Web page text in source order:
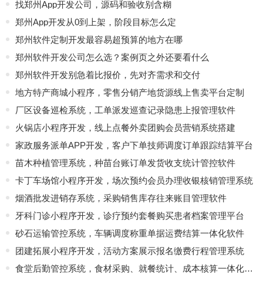
找郑州App开发公司，源码和验收别含糊
郑州App开发从0到上架，阶段目标怎么定
郑州软件定制开发最容易超预算的地方在哪
郑州软件开发公司怎么选？案例页之外还要看什么
郑州软件开发别急着比报价，先对齐需求和交付
地方特产商城小程序，零售分销产地货源线上售卖平台定制
厂区设备巡检系统，工单派发巡查记录隐患上报管理软件
火锅店小程序开发，线上点餐外卖团购会员营销系统搭建
家政服务派单APP开发，客户下单技师调度订单跟踪结算平台
苗木种植管理系统，种苗台账订单发货收支统计管控软件
卡丁车场馆小程序开发，场次预约会员办理收银核销管理系统
烟酒批发进销存系统，采购销售库存往来账目管理软件
牙科门诊小程序开发，诊疗预约套餐购买患者档案管理平台
砂石运输管控系统，车辆调度称重单据运费结算一体化软件
团建拓展小程序开发，活动方案展示报名缴费行程管理系统
食堂后勤管控系统，食材采购、就餐统计、成本核算一体化软件